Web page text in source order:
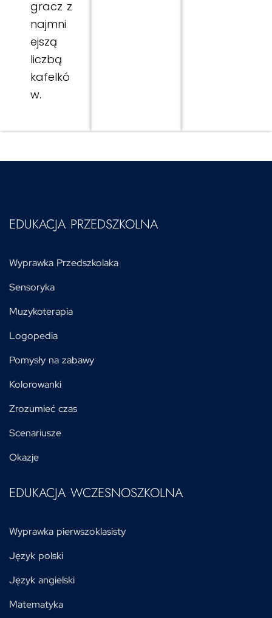
gracz z
najmni
ejszą
liczbą
kafelkó
w.
EDUKACJA PRZEDSZKOLNA
Wyprawka Przedszkolaka
Sensoryka
Muzykoterapia
Logopedia
Pomysły na zabawy
Kolorowanki
Zrozumieć czas
Scenariusze
Okazje
EDUKACJA WCZESNOSZKOLNA
Wyprawka pierwszoklasisty
Język polski
Język angielski
Matematyka